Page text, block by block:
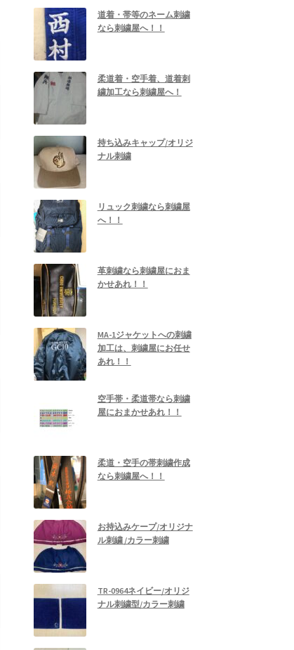
道着・帯等のネーム刺繍
なら刺繍屋へ！！
柔道着・空手着、道着刺
繍加工なら刺繍屋へ！
持ち込みキャップ/オリジ
ナル刺繍
リュック刺繍なら刺繍屋
へ！！
革刺繍なら刺繍屋におま
かせあれ！！
MA-1ジャケットへの刺繍
加工は、刺繍屋にお任せ
あれ！！
空手帯・柔道帯なら刺繍
屋におまかせあれ！！
柔道・空手の帯刺繍作成
なら刺繍屋へ！！
お持込みケープ/オリジナ
ル刺繍 /カラー刺繍
TR-0964ネイビー/オリジ
ナル刺繍型/カラー刺繍